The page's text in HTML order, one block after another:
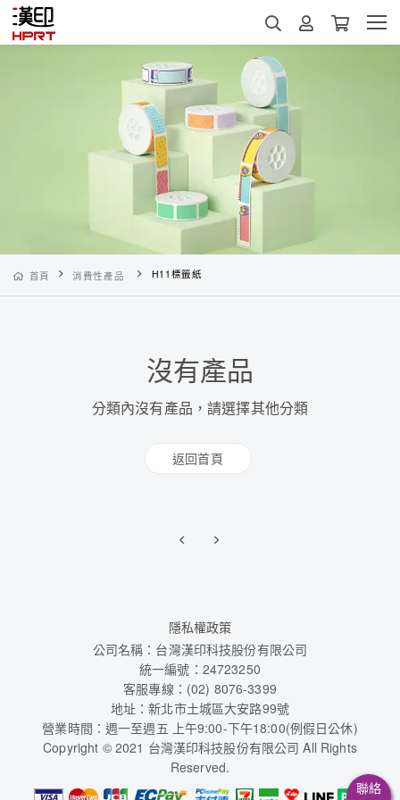
首頁 消費性產品 H11標籤紙
沒有產品
分類內沒有產品，請選擇其他分類
返回首頁
隱私權政策
公司名稱：台灣漢印科技股份有限公司
統一編號：24723250
客服專線：(02) 8076-3399
地址：新北市土城區大安路99號
營業時間：週一至週五 上午9:00-下午18:00(例假日公休)
Copyright © 2021 台灣漢印科技股份有限公司 All Rights
Reserved.
聯絡